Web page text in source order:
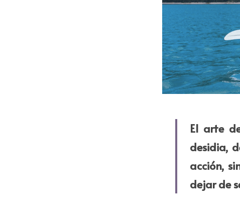
El arte
desidia,
acción,
dejar de